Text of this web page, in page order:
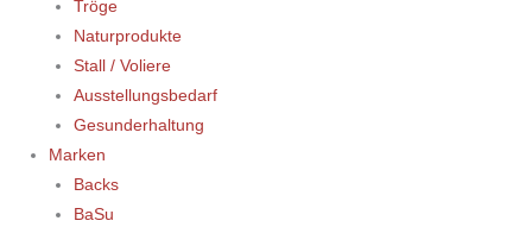
Tröge
Naturprodukte
Stall / Voliere
Ausstellungsbedarf
Gesunderhaltung
Marken
Backs
BaSu